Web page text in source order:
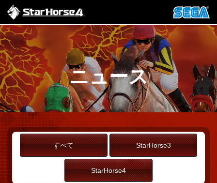
ニュース
すべて StarHorse3
StarHorse4